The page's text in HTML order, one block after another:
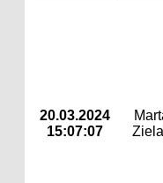
20.03.2024
15:07:07